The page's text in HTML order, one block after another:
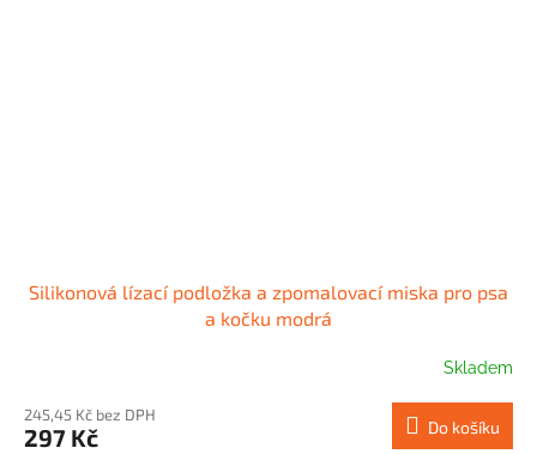
Silikonová lízací podložka a zpomalovací miska pro psa
a kočku modrá
Skladem
245,45 Kč bez DPH
297 Kč Do košíku